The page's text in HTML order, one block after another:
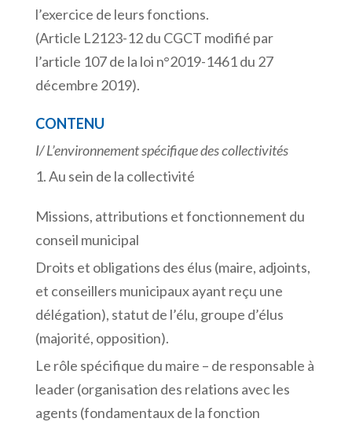
l’exercice de leurs fonctions.
(Article L2123-12 du CGCT modifié par
l’article 107 de la loi n°2019-1461 du 27
décembre 2019).
CONTENU
I/L’environnementspécifiquedescollectivités
Au sein de la collectivité
Missions, attributions et fonctionnement du
conseil municipal
Droits et obligations des élus (maire, adjoints,
et conseillers municipaux ayant reçu une
délégation), statut de l’élu, groupe d’élus
(majorité, opposition).
Le rôle spécifique du maire – de responsable à
leader (organisation des relations avec les
agents (fondamentaux de la fonction